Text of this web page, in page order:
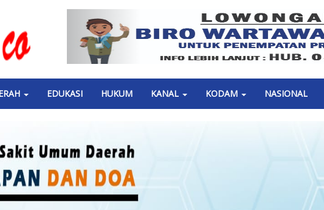
Previous
EDUKASI HUKUM KANAL KODAM NASIONAL